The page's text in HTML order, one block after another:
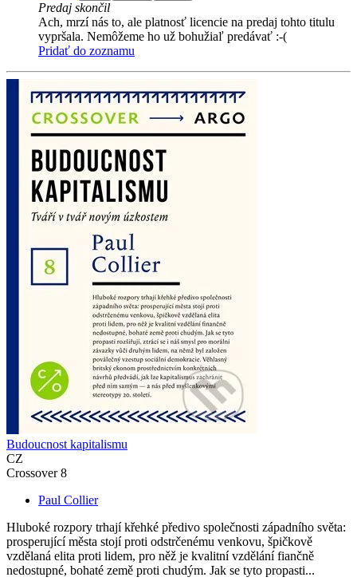
Predaj skončil
Ach, mrzí nás to, ale platnosť licencie na predaj tohto titulu
vypršala. Nemôžeme ho už bohužiaľ predávať :-(
Pridať do zoznamu
Budoucnost kapitalismu
CZ
Crossover 8
Paul Collier
Hluboké rozpory trhají křehké předivo společnosti západního světa:
prosperující města stojí proti odstrčenému venkovu, špičkově
vzdělaná elita proti lidem, pro něž je kvalitní vzdělání fiančně
nedostupné, bohaté země proti chudým. Jak se tyto propasti...